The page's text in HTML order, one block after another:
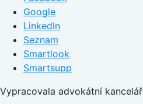
Google
LinkedIn
Seznam
Smartlook
Smartsupp
Vypracovala advokátní kancelář